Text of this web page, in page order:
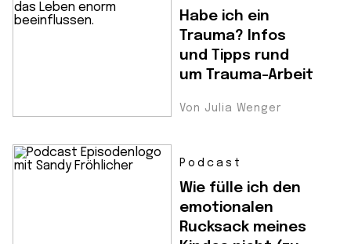
Habe ich ein
Trauma? Infos
und Tipps rund
um Trauma-Arbeit
Von Julia Wenger
Podcast
Wie fülle ich den
emotionalen
Rucksack meines